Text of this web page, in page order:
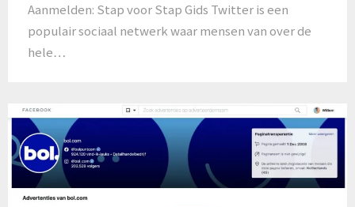
Aanmelden: Stap voor Stap Gids Twitter is een
populair sociaal netwerk waar mensen van over de
hele…